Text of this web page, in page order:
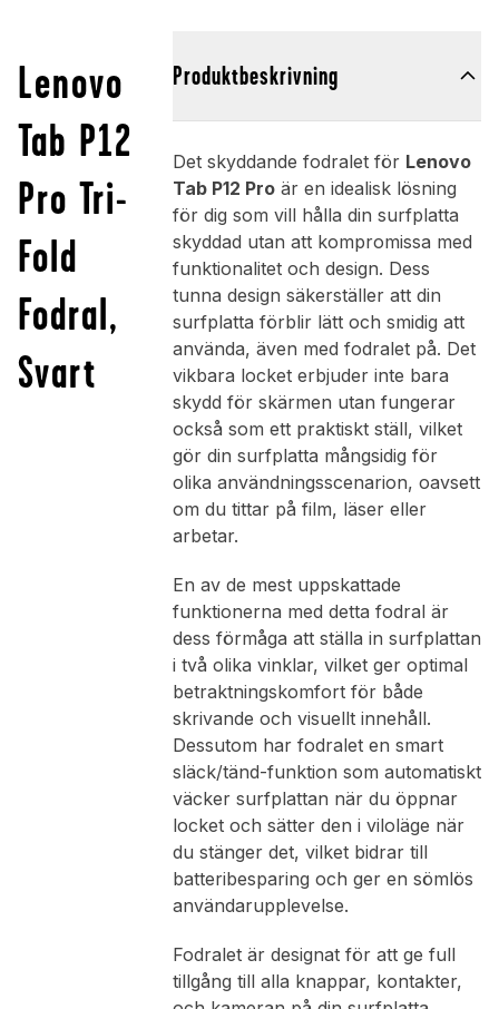
Lenovo
Tab P12
Pro Tri-
Fold
Fodral,
Svart
Produktbeskrivning
Det skyddande fodralet för Lenovo
Tab P12 Proär en idealisk lösning
för dig som vill hålla din surfplatta
skyddad utan att kompromissa med
funktionalitet och design. Dess
tunna design säkerställer att din
surfplatta förblir lätt och smidig att
använda, även med fodralet på. Det
vikbara locket erbjuder inte bara
skydd för skärmen utan fungerar
också som ett praktiskt ställ, vilket
gör din surfplatta mångsidig för
olika användningsscenarion, oavsett
om du tittar på film, läser eller
arbetar.
En av de mest uppskattade
funktionerna med detta fodral är
dess förmåga att ställa in surfplattan
i två olika vinklar, vilket ger optimal
betraktningskomfort för både
skrivande och visuellt innehåll.
Dessutom har fodralet en smart
släck/tänd-funktion som automatiskt
väcker surfplattan när du öppnar
locket och sätter den i viloläge när
du stänger det, vilket bidrar till
batteribesparing och ger en sömlös
användarupplevelse.
Fodralet är designat för att ge full
tillgång till alla knappar, kontakter,